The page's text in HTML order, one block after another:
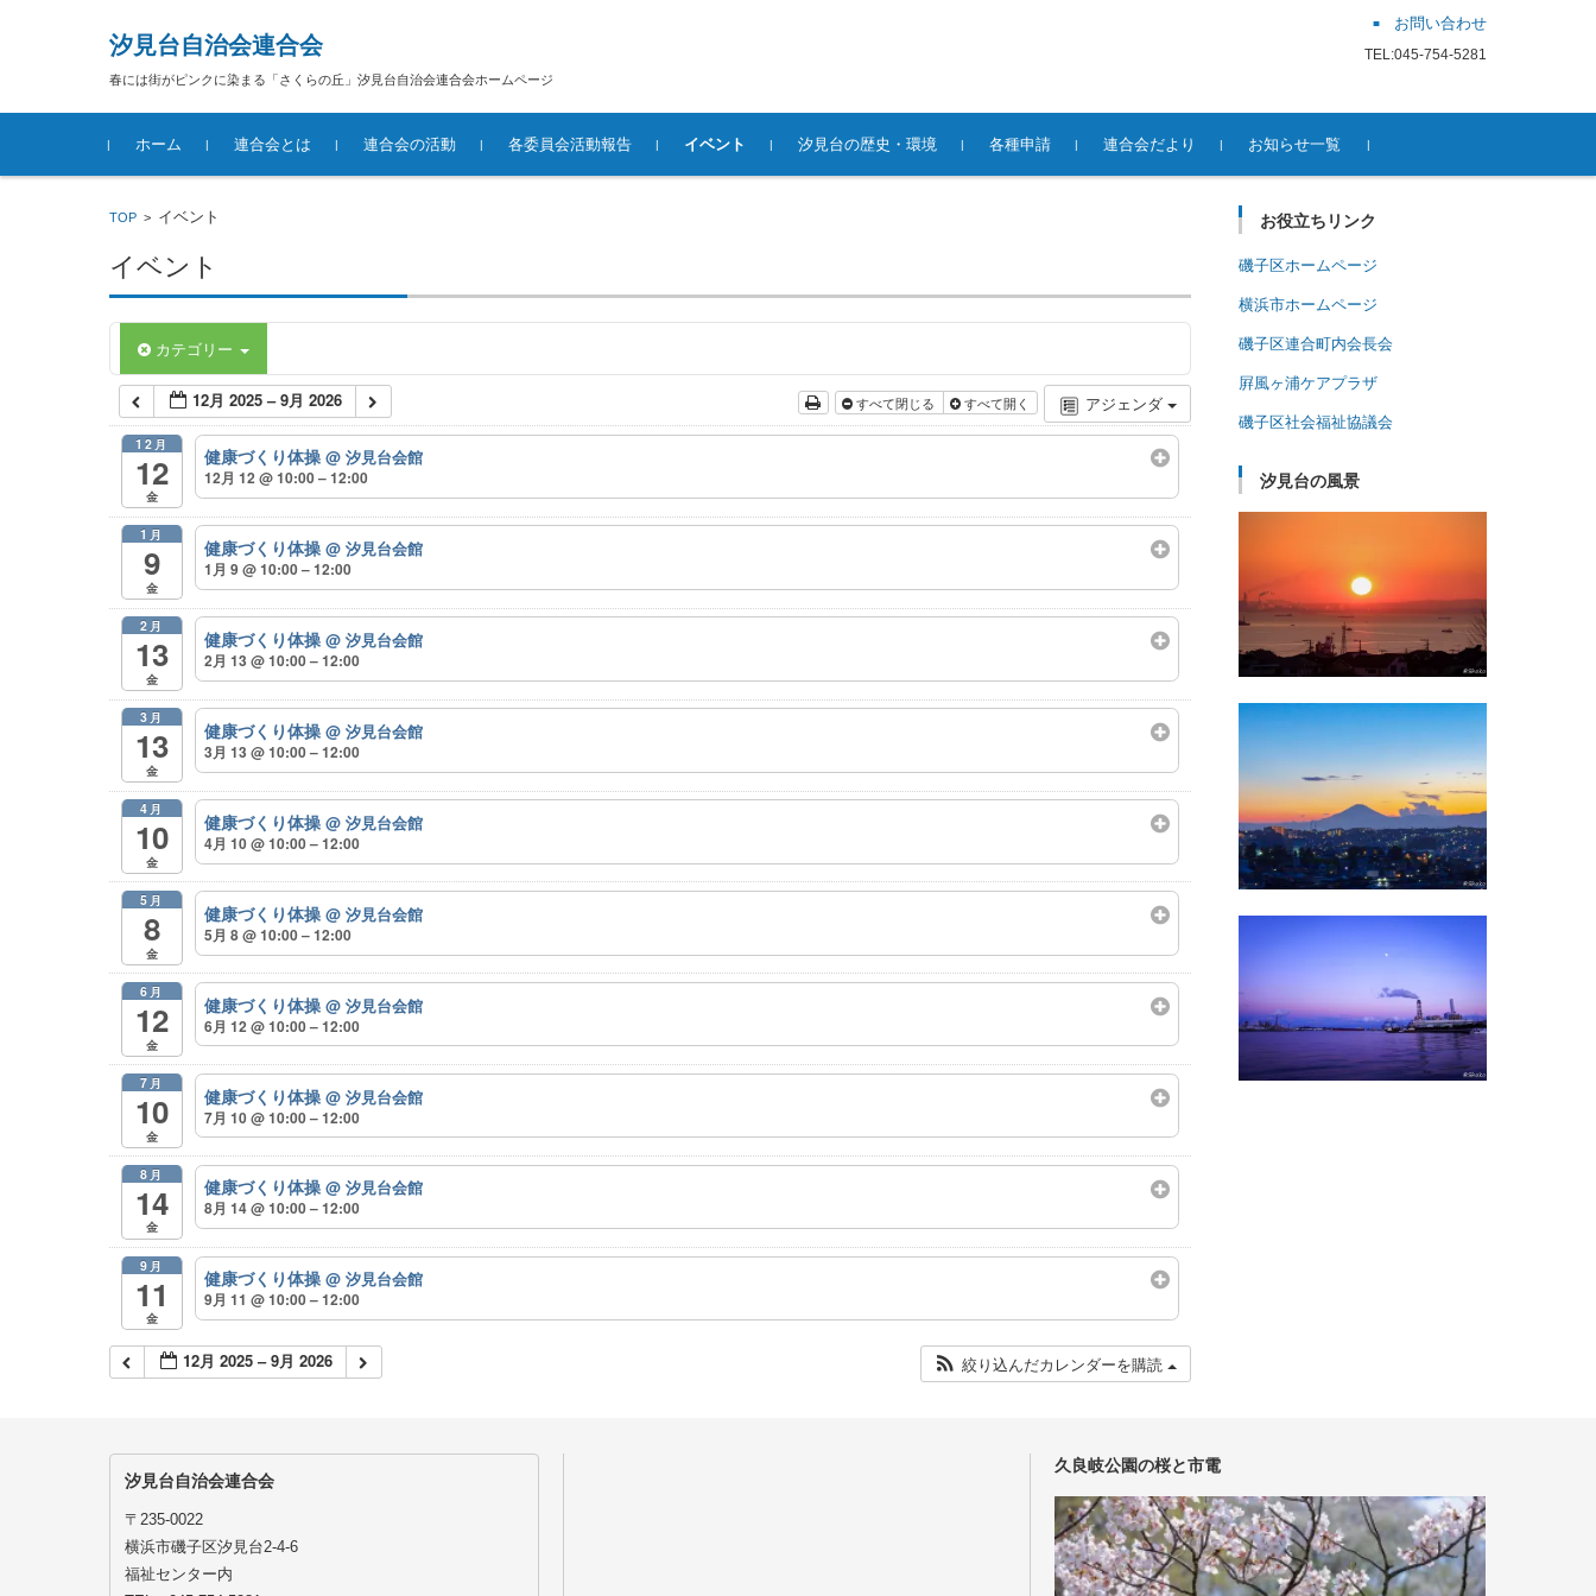
汐見台自治会連合会
春には街がピンクに染まる「さくらの丘」汐見台自治会連合会ホームページ
お問い合わせ
TEL:045-754-5281
コンテンツに移動
ホーム
連合会とは 連合会の活動 各委員会活動報告 イベント 汐見台の歴史・環境 各種申請 連合会だより お知らせ一覧
TOP > イベント
イベント
カテゴリー
アジェンダ
12月 2025 – 9月 2026 すべて閉じる すべて開く
12月
12
金
健康づくり体操@ 汐見台会館
12月 12 @ 10:00 – 12:00
1月
9
金
健康づくり体操@ 汐見台会館
1月 9 @ 10:00 – 12:00
2月
13
金
健康づくり体操@ 汐見台会館
2月 13 @ 10:00 – 12:00
3月
13
金
健康づくり体操@ 汐見台会館
3月 13 @ 10:00 – 12:00
4月
10
金
健康づくり体操@ 汐見台会館
4月 10 @ 10:00 – 12:00
5月
8
金
健康づくり体操@ 汐見台会館
5月 8 @ 10:00 – 12:00
6月
12
金
健康づくり体操@ 汐見台会館
6月 12 @ 10:00 – 12:00
7月
10
金
健康づくり体操@ 汐見台会館
7月 10 @ 10:00 – 12:00
8月
14
金
健康づくり体操@ 汐見台会館
8月 14 @ 10:00 – 12:00
9月
11
金
健康づくり体操@ 汐見台会館
9月 11 @ 10:00 – 12:00
12月 2025 – 9月 2026 絞り込んだカレンダーを購読
お役立ちリンク
磯子区ホームページ
横浜市ホームページ
磯子区連合町内会長会
屛風ヶ浦ケアプラザ
磯子区社会福祉協議会
汐見台の風景
汐見台自治会連合会
〒235-0022
横浜市磯子区汐見台2-4-6
福祉センター内
久良岐公園の桜と市電